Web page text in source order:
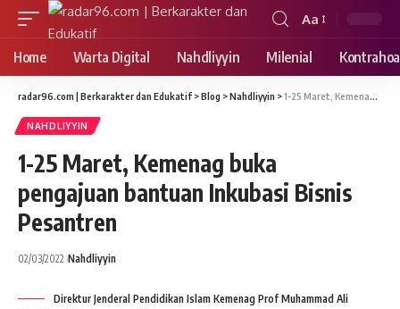
Font
Resizer
Aa
Home Warta Digital Nahdliyyin Milenial
radar96.com | Berkarakter dan Edukatif >Blog >Nahdliyyin >1-25 Maret, Kemenag buka pengajuan bantuan Inkubasi Bisnis Pesantren
NAHDLIYYIN
1-25 Maret, Kemenag buka
pengajuan bantuan Inkubasi Bisnis
Pesantren
02/03/2022 Nahdliyyin
Direktur Jenderal Pendidikan Islam Kemenag Prof Muhammad Ali